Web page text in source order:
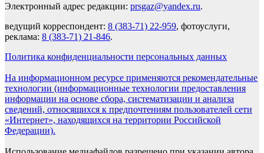
Электронный адрес редакции: prsgaz@yandex.ru.
ведущий корреспондент: 8 (383-71) 22-959, фотоуслуги,
реклама: 8 (383-71) 21-846.
Политика конфиденциальности персональных данных
На информационном ресурсе применяются рекомендательные
технологии (информационные технологии предоставления
информации на основе сбора, систематизации и анализа
сведений, относящихся к предпочтениям пользователей сети
«Интернет», находящихся на территории Российской
Федерации).